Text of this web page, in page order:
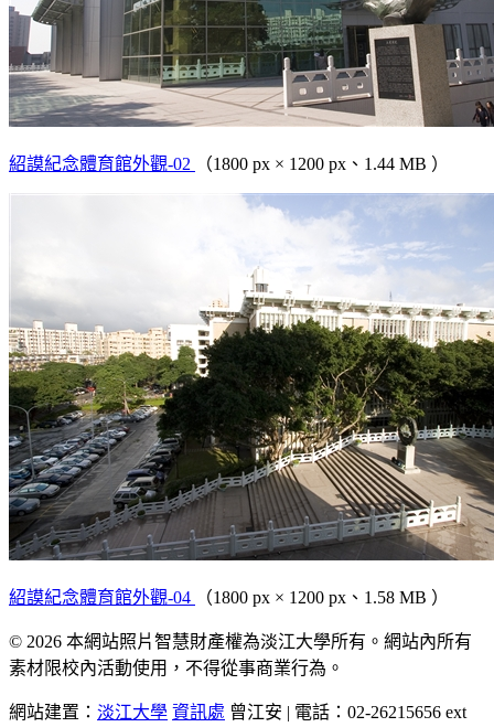
紹謨紀念體育館外觀-02 （1800 px × 1200 px、1.44 MB ）
紹謨紀念體育館外觀-04 （1800 px × 1200 px、1.58 MB ）
© 2026 本網站照片智慧財產權為淡江大學所有。網站內所有
素材限校內活動使用，不得從事商業行為。
網站建置： 淡江大學 資訊處 曾江安 | 電話：02-26215656 ext